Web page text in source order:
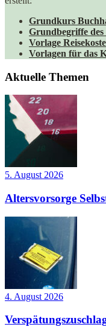
Grundkurs
Grundbegriffe des
Vorlage
Vorlagen für das
Aktuelle Themen
5. August 2026
Altersvorsorge
4. August 2026